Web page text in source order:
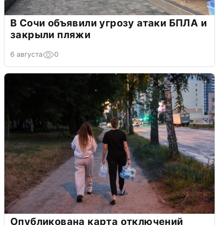
В Сочи объявили угрозу атаки БПЛА и
закрыли пляжи
6 августа 0
Опубликована карта отключений